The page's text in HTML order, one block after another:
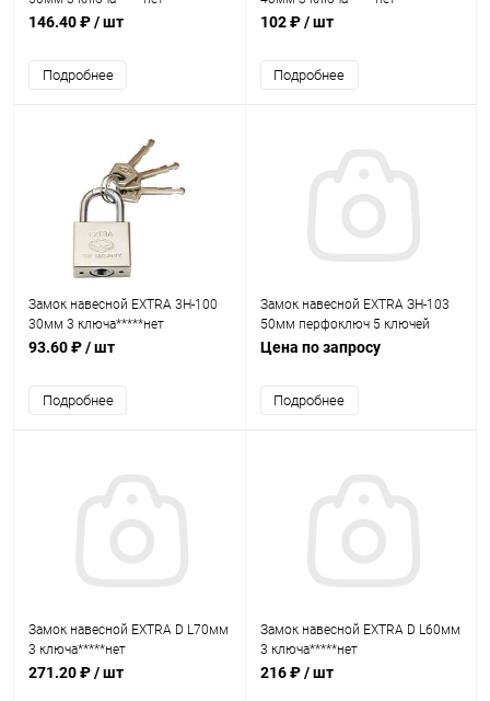
146.40 ₽/ шт
Подробнее
102 ₽/ шт
Подробнее
Замок навесной EXTRA 3H-100
30мм 3 ключа*****нет
93.60 ₽/ шт
Подробнее
Замок навесной EXTRA ЗН-103
50мм перфоключ 5 ключей
Цена по запросу
Подробнее
Замок навесной EXTRA D L70мм
3 ключа*****нет
271.20 ₽/ шт
Замок навесной EXTRA D L60мм
3 ключа*****нет
216 ₽/ шт